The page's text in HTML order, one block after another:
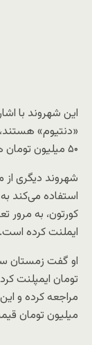
این شهروند با
«دنتیوم»
۵۰ میلیون تومان هزینه دارند.
شهروند دیگری از
استفاده می‌کند
کورتون، به مرور
ایملنت کرده است.
تومان ایمپلنت
میلیون تومان